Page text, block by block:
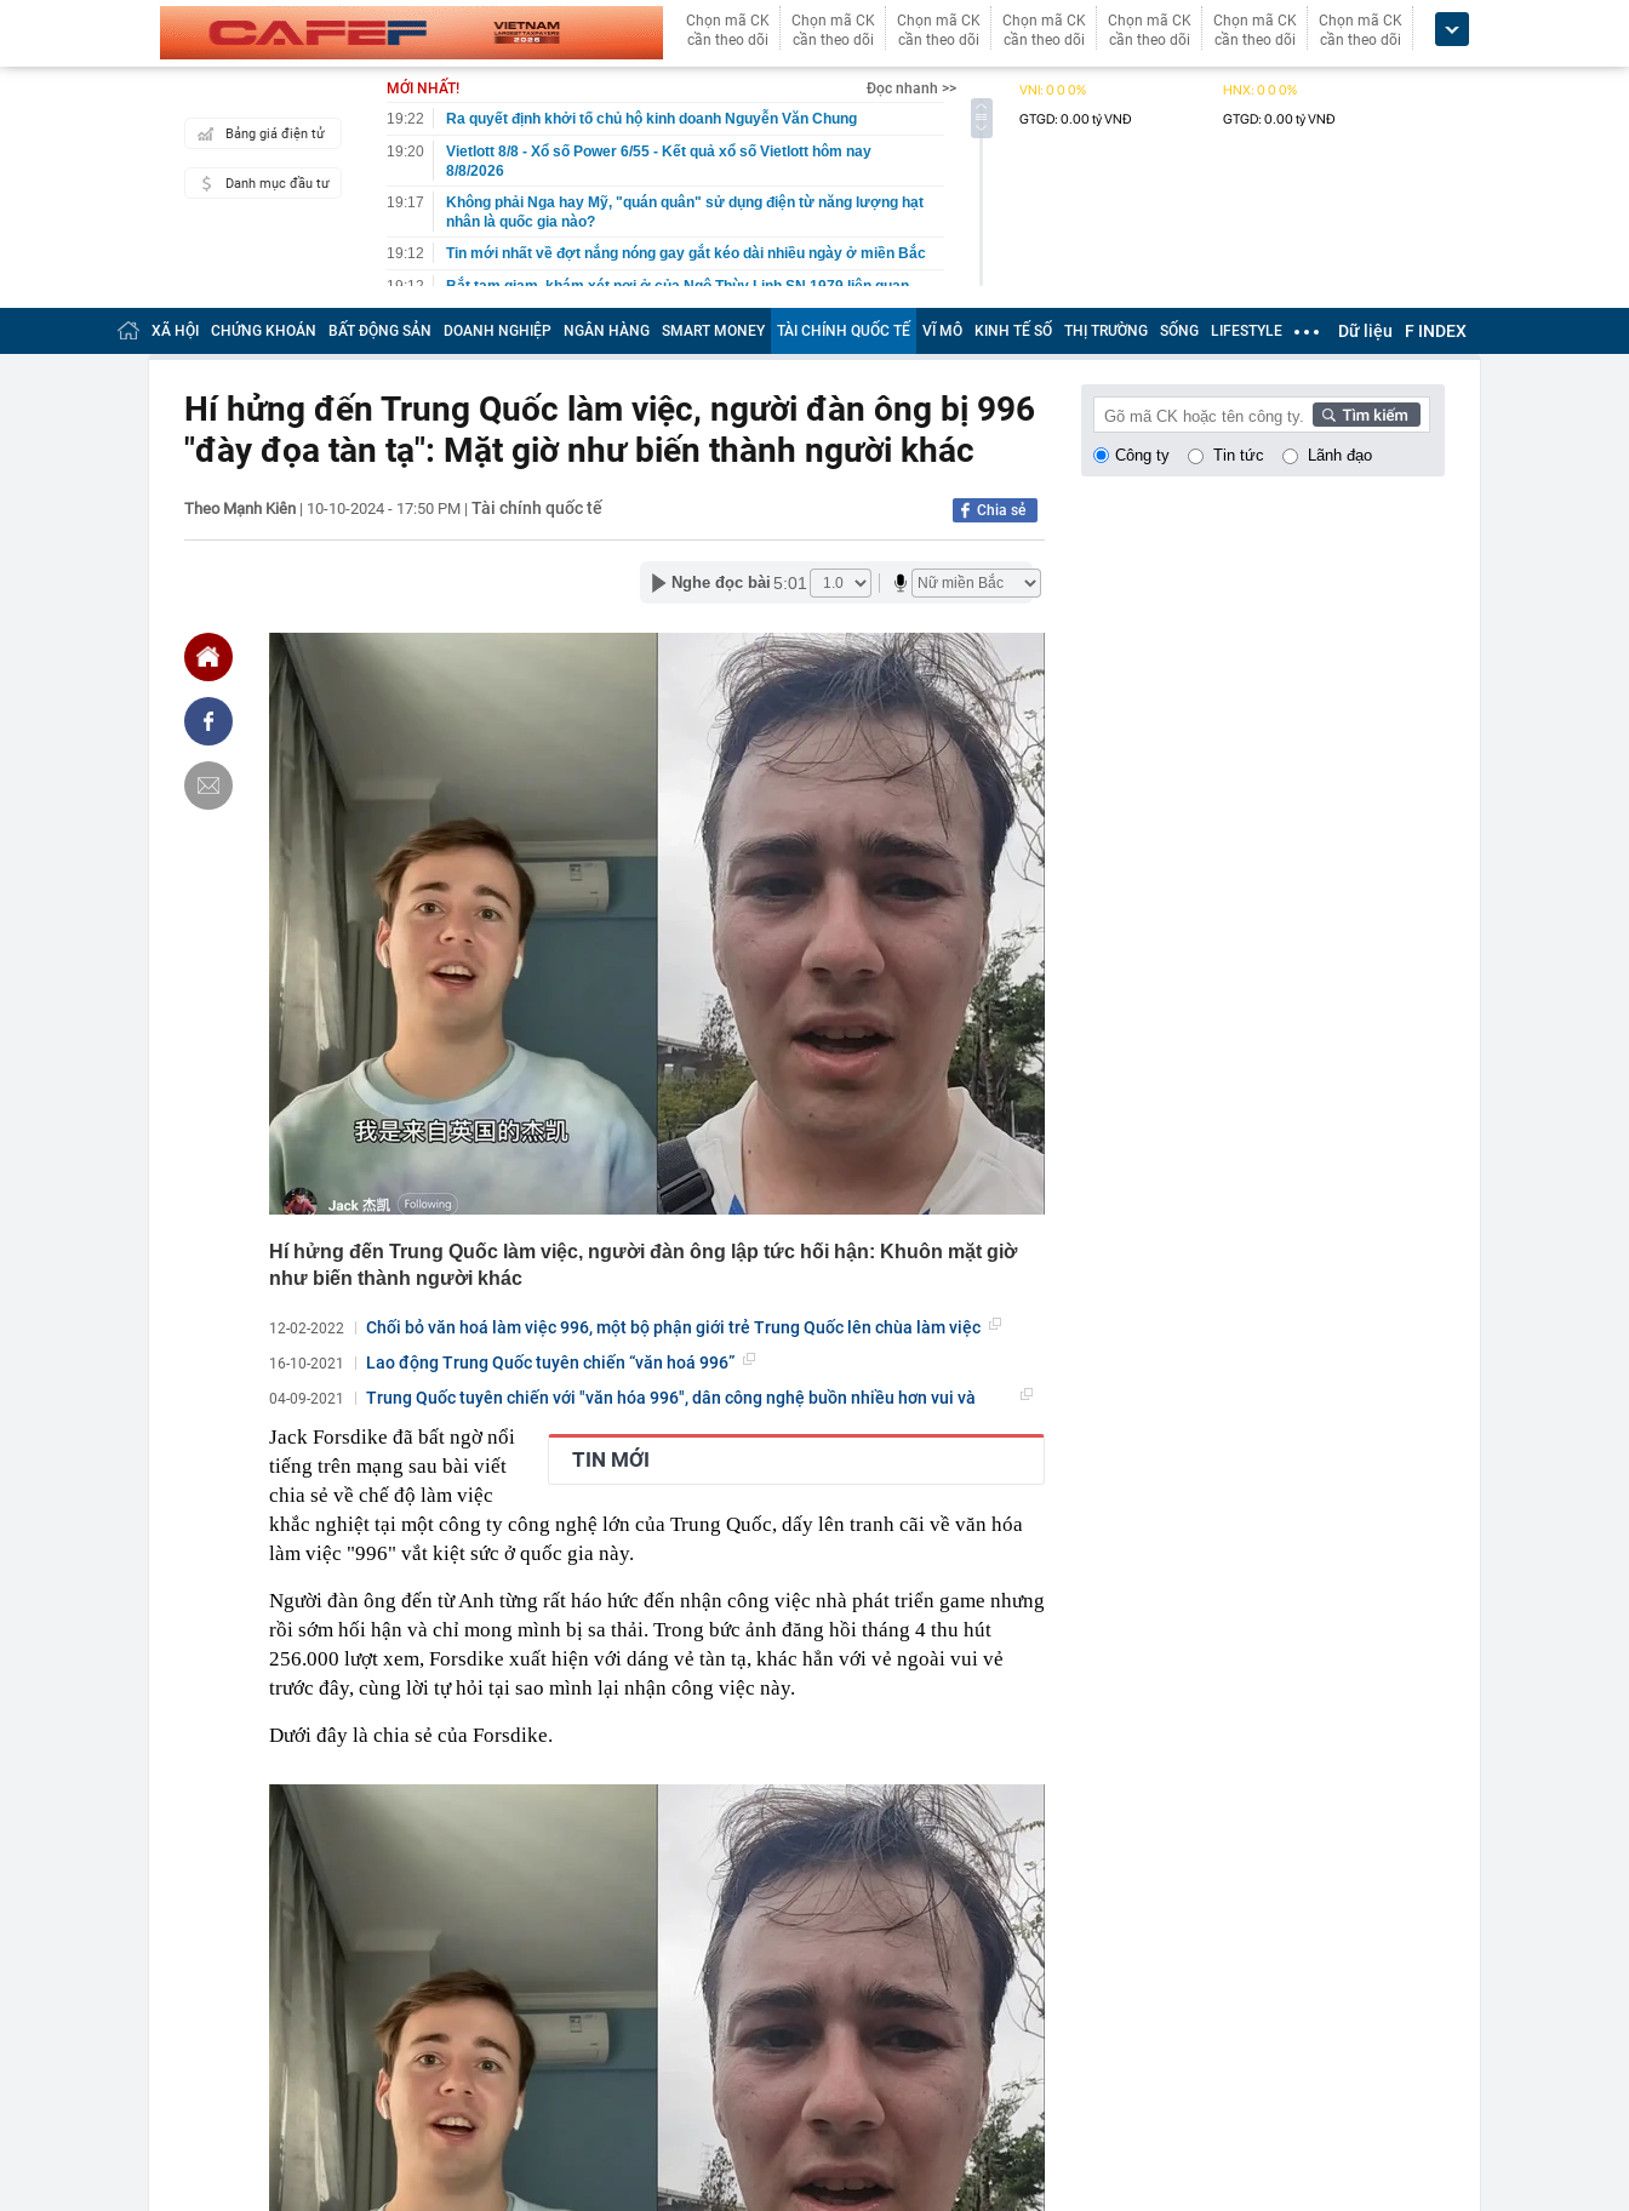
Chọn mã CK
cần theo dõi
Chọn mã CK
cần theo dõi
Chọn mã CK
cần theo dõi
Chọn mã CK
cần theo dõi
Chọn mã CK
cần theo dõi
Chọn mã CK
cần theo dõi
Chọn mã CK
cần theo dõi
Bảng giá điện tử
Danh mục đầu tư
MỚI NHẤT!
Đọc nhanh >>
19:22
Ra quyết định khởi tố chủ hộ kinh doanh Nguyễn Văn Chung
19:20
Vietlott 8/8 - Xổ số Power 6/55 - Kết quả xổ số Vietlott hôm nay
8/8/2026
19:17
Không phải Nga hay Mỹ, "quán quân" sử dụng điện từ năng lượng hạt
nhân là quốc gia nào?
19:12
Tin mới nhất về đợt nắng nóng gay gắt kéo dài nhiều ngày ở miền Bắc
19:12
Bắt tạm giam, khám xét nơi ở của Ngô Thùy Linh SN 1979 liên quan
đến số tiền hơn 7 tỷ đồng
19:10
Mạng xã hội tìm danh tính trọng tài bắt trận Việt Nam - Campuchia
19:00
XSMB 8/8 - Kết quả XSMB hôm nay thứ bảy ngày 8/8/2026
18:54
Kiểm tra kho hàng của Phùn Thị Thủy SN 1988, phát hiện loạt bao tải
dứa buộc kín khả nghi: Lời khai của chủ kho hé lộ điều gì?
18:49
Đề xuất tăng tuổi nghỉ hưu với sĩ quan quân đội
Cuộc cách mạng pin muối: Có thể thay thế dòng lithium đắt đỏ, giúp thế
18:10
Mỹ nhân có đôi mắt long lanh như sương sớm, 45 tuổi lên truyền hình
Tuần tới, một ngân hàng sẽ chốt quyền nhận cổ tức tỷ lệ 15%, cổ đông
XSMN 8/8 - Kết quả xổ số miền Nam hôm nay thứ Bảy ngày 8/8/2026
17:57
Vì sao lãi suất cuối năm dự báo khó giảm?
17:53
65 tuổi nhất quyết không bán căn nhà duy nhất để con lấy vốn làm ăn,
vài năm sau quyết định ấy cứu cả gia đình
17:50
Người có kinh nghiệm trồng cây lâu năm khuyên chôn trứng cạnh gốc:
Đây là lý do
XÃ HỘI CHỨNG KHOÁN BẤT ĐỘNG SẢN DOANH NGHIỆP NGÂN HÀNG SMART MONEY TÀI CHÍNH QUỐC TẾ VĨ MÔ KINH TẾ SỐ THỊ TRƯỜNG SỐNG LIFESTYLE Dữ liệu F INDEX
Hí hửng đến Trung Quốc làm việc, người đàn ông bị 996
"đày đọa tàn tạ": Mặt giờ như biến thành người khác
Theo Mạnh Kiên | 10-10-2024 - 17:50 PM | Tài chính quốc tế Chia sẻ
Nghe đọc bài 5:01
Hí hửng đến Trung Quốc làm việc, người đàn ông lập tức hối hận: Khuôn mặt giờ
như biến thành người khác
12-02-2022 Chối bỏ văn hoá làm việc 996, một bộ phận giới trẻ Trung Quốc lên chùa làm việc
16-10-2021 Lao động Trung Quốc tuyên chiến “văn hoá 996”
04-09-2021
Trung Quốc tuyên chiến với "văn hóa 996", dân công nghệ buồn nhiều hơn vui và
TIN MỚI
Jack Forsdike đã bất ngờ nổi
tiếng trên mạng sau bài viết
chia sẻ về chế độ làm việc
khắc nghiệt tại một công ty công nghệ lớn của Trung Quốc, dấy lên tranh cãi về văn hóa
làm việc "996" vắt kiệt sức ở quốc gia này.
Người đàn ông đến từ Anh từng rất háo hức đến nhận công việc nhà phát triển game nhưng
rồi sớm hối hận và chỉ mong mình bị sa thải. Trong bức ảnh đăng hồi tháng 4 thu hút
256.000 lượt xem, Forsdike xuất hiện với dáng vẻ tàn tạ, khác hẳn với vẻ ngoài vui vẻ
trước đây, cùng lời tự hỏi tại sao mình lại nhận công việc này.
Dưới đây là chia sẻ của Forsdike.
Công ty Tin tức Lãnh đạo